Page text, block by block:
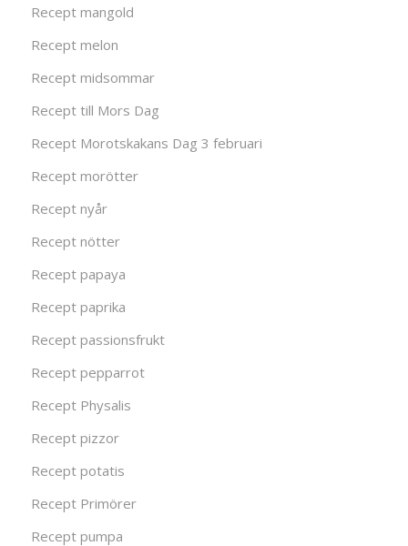
Recept mangold
Recept melon
Recept midsommar
Recept till Mors Dag
Recept Morotskakans Dag 3 februari
Recept morötter
Recept nyår
Recept nötter
Recept papaya
Recept paprika
Recept passionsfrukt
Recept pepparrot
Recept Physalis
Recept pizzor
Recept potatis
Recept Primörer
Recept pumpa